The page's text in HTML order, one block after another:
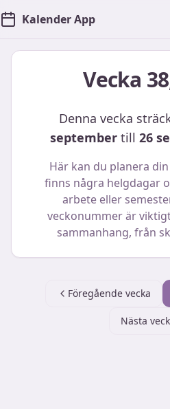
Kalender App
Vecka 38
Denna vecka
septembertill 26
Här kan du planera
finns några helgdagar
arbete eller
veckonummer är
sammanhang, från
Föregående vecka
Nästa